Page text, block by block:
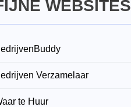
WEBSITES
Verzamelaar
te Huur